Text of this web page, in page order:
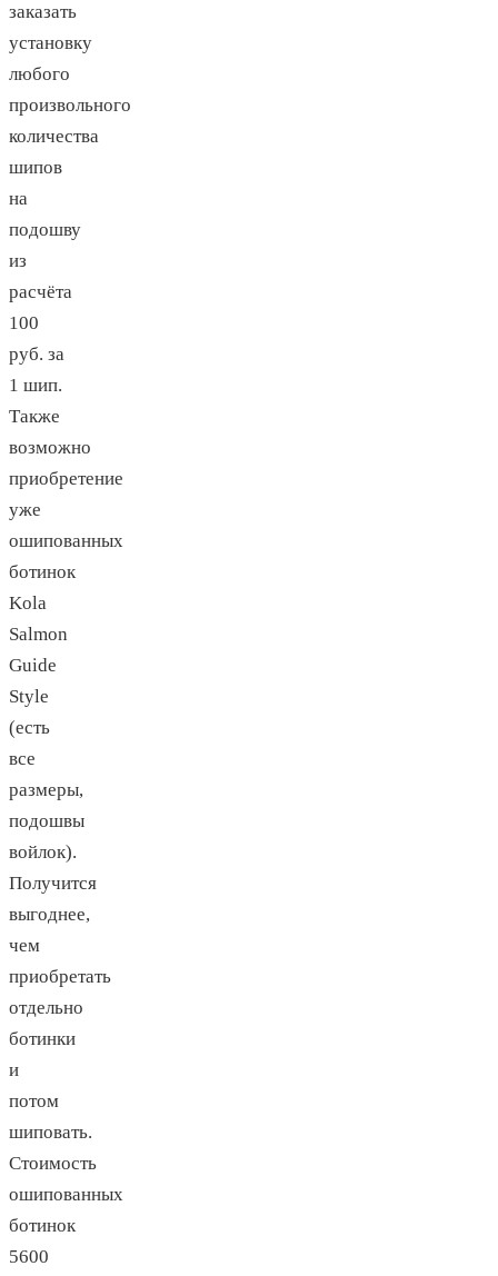
заказать
установку
любого
произвольного
количества
шипов
на
подошву
из
расчёта
100
руб. за
1 шип.
Также
возможно
приобретение
уже
ошипованных
ботинок
Kola
Salmon
Guide
Style
(есть
все
размеры,
подошвы
войлок).
Получится
выгоднее,
чем
приобретать
отдельно
ботинки
и
потом
шиповать.
Стоимость
ошипованных
ботинок
5600